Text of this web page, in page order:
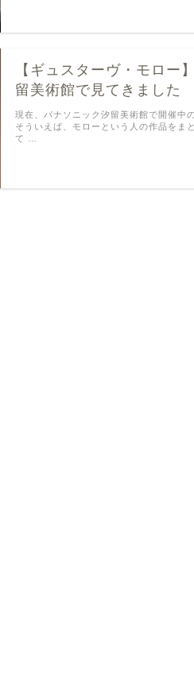
【ギュスターヴ・モロー
留美術館で見てきました
現在、パナソニック汐留美術館で開催中
そういえば、モローという人の作品をま
て …